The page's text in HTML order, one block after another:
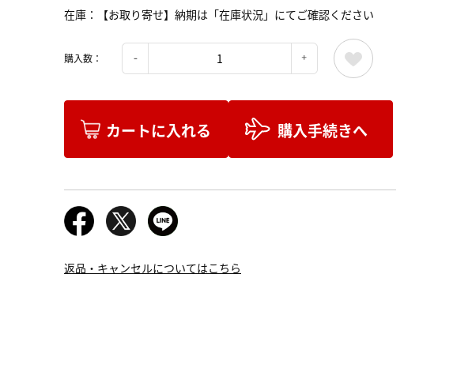
在庫 【お取り寄せ】納期は「在庫状況」にてご確認ください
購入数：
カートに入れる 購入手続きへ
返品・キャンセルについてはこちら